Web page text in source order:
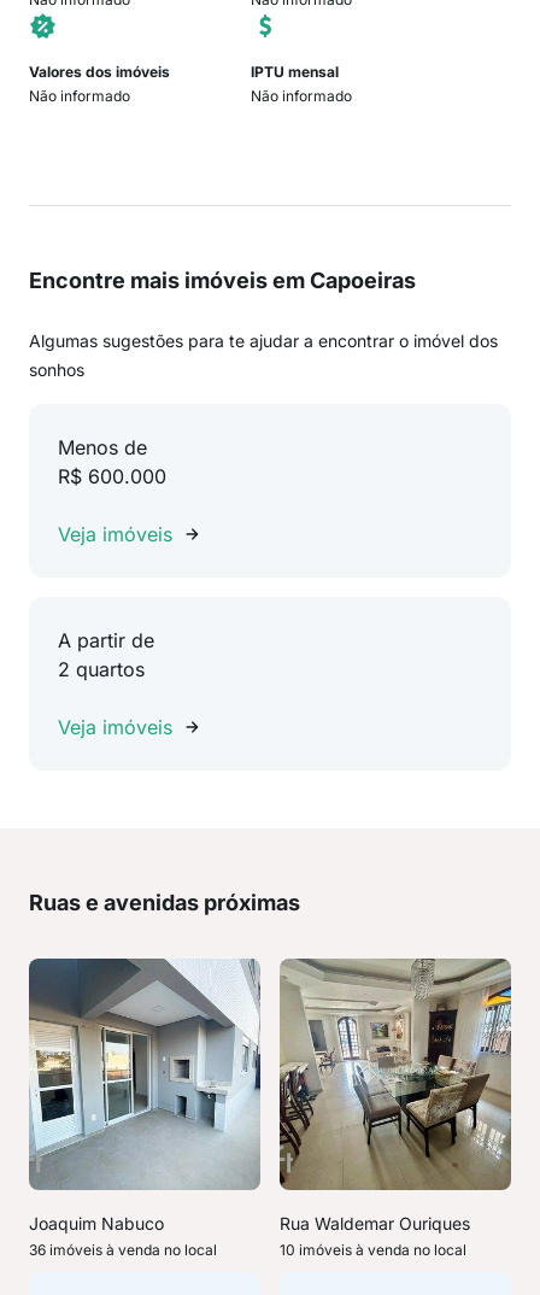
Valores dos imóveis
Não informado
IPTU mensal
Não informado
Encontre mais imóveis em Capoeiras
Algumas sugestões para te ajudar a encontrar o imóvel dos
sonhos
Menos de
R$ 600.000
Veja imóveis
A partir de
2 quartos
Veja imóveis
Ruas e avenidas próximas
Joaquim Nabuco
36 imóveis à venda no local
Rua Waldemar Ouriques
10 imóveis à venda no local